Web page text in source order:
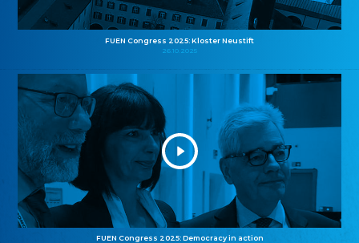
FUEN Congress 2025: Kloster Neustift
26.10.2025
FUEN Congress 2025: Democracy in action